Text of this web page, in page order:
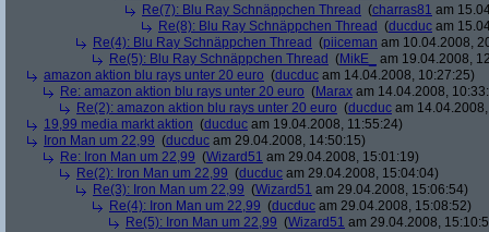
Re(7): Blu Ray Schnäppchen Thread (charras81 am
Re(8): Blu Ray Schnäppchen Thread (ducduc am
Re(4): Blu Ray Schnäppchen Thread (piiceman am 10.04.2008,
Re(5): Blu Ray Schnäppchen Thread (MikE_
am 19.04.2008,
amazon aktion blu rays unter 20 euro (ducduc am 14.04.2008, 10:27:25)
Re: amazon aktion blu rays unter 20 euro (Marax am 14.04.2008,
Re(2): amazon aktion blu rays unter 20 euro (ducduc am
19,99 media markt aktion (ducduc am 19.04.2008, 11:55:24)
Iron Man um 22,99 (ducduc am 29.04.2008, 14:50:15)
Re: Iron Man um 22,99 (Wizard51 am 29.04.2008, 15:01:19)
Re(2): Iron Man um 22,99 (ducduc am 29.04.2008, 15:04:04)
Re(3): Iron Man um 22,99 (Wizard51 am 29.04.2008, 15:06:54)
Re(4): Iron Man um 22,99 (ducduc am 29.04.2008, 15:08:52)
Re(5): Iron Man um 22,99 (Wizard51 am 29.04.2008,